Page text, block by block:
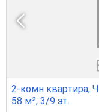
2-комн квартира,
58 м², 3/9 эт.